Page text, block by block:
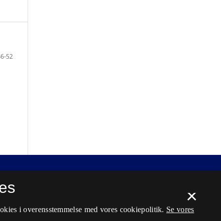
52
×
i overensstemmelse med vores cookiepolitik. Se vores